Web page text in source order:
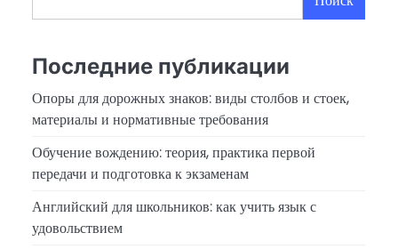
Последние публикации
Опоры для дорожных знаков: виды столбов и стоек,
материалы и нормативные требования
Обучение вождению: теория, практика первой
передачи и подготовка к экзаменам
Английский для школьников: как учить язык с
удовольствием